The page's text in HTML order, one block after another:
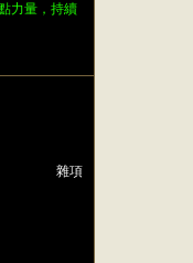
力量，持續
雜項